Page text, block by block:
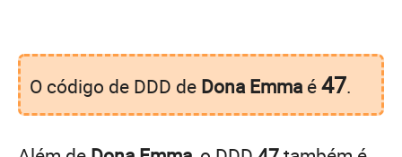
O código de DDD de Dona Emma é47.